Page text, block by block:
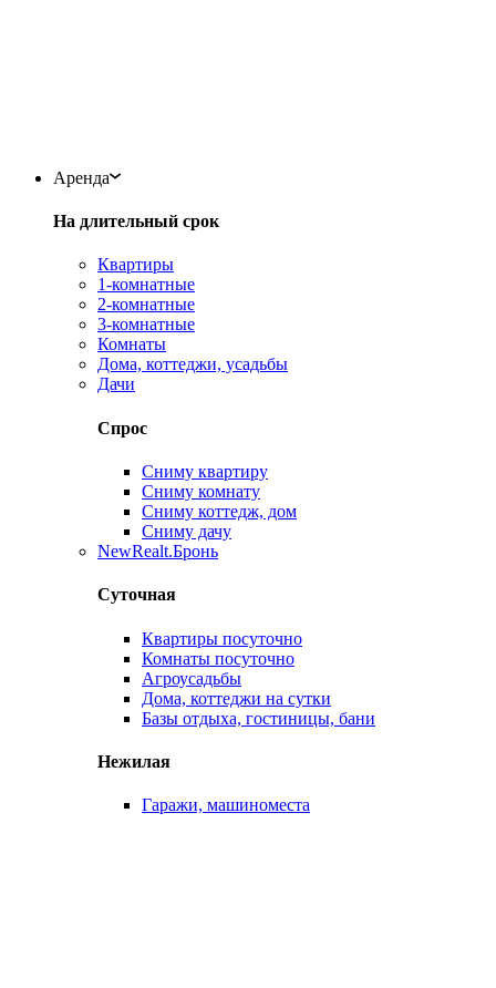
Аренда
На длительный срок
Квартиры
1-комнатные
2-комнатные
3-комнатные
Комнаты
Дома, коттеджи, усадьбы
Дачи
Спрос
Сниму квартиру
Сниму комнату
Сниму коттедж, дом
Сниму дачу
NewRealt.Бронь
Суточная
Квартиры посуточно
Комнаты посуточно
Агроусадьбы
Дома, коттеджи на сутки
Базы отдыха, гостиницы, бани
Нежилая
Гаражи, машиноместа